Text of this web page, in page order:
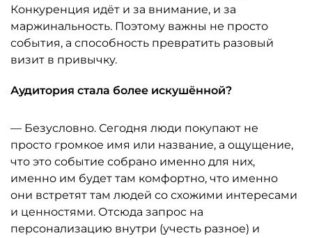
Конкуренция идёт и за внимание, и за
маржинальность. Поэтому важны не просто
события, а способность превратить разовый
визит в привычку.
Аудитория стала более искушённой?
— Безусловно. Сегодня люди покупают не
просто громкое имя или название, а ощущение,
что это событие собрано именно для них,
именно им будет там комфортно, что именно
они встретят там людей со схожими интересами
и ценностями. Отсюда запрос на
персонализацию внутри (учесть разное) и